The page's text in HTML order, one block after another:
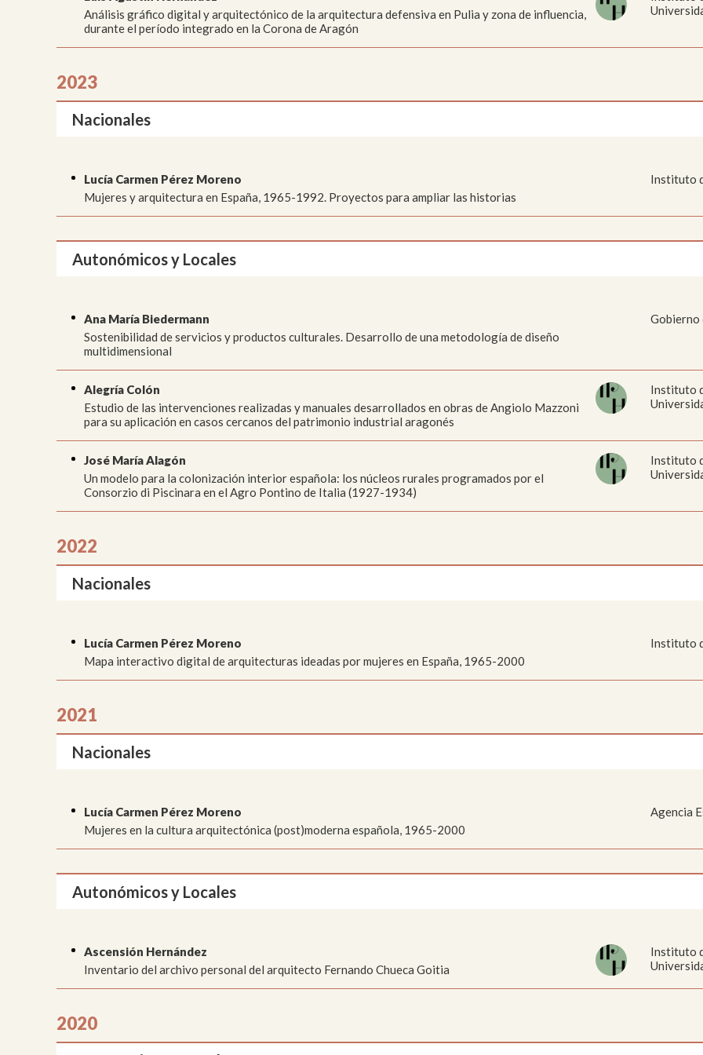
Análisis gráfico digital y arquitectónico de la arquitectura defensiva en Pulia y zona de influencia,
durante el período integrado en la Corona de Aragón
2023
Nacionales
Lucía Carmen Pérez Moreno
Mujeres y arquitectura en España, 1965-1992. Proyectos para ampliar las historias
Instituto
Autonómicos y Locales
Ana María Biedermann
Sostenibilidad de servicios y productos culturales. Desarrollo de una metodología de diseño
multidimensional
Gobierno
Alegría Colón
Estudio de las intervenciones realizadas y manuales desarrollados en obras de Angiolo Mazzoni
para su aplicación en casos cercanos del patrimonio industrial aragonés
Instituto
José María Alagón
Un modelo para la colonización interior española: los núcleos rurales programados por el
Consorzio di Piscinara en el Agro Pontino de Italia (1927-1934)
Instituto
2022
Nacionales
Lucía Carmen Pérez Moreno
Mapa interactivo digital de arquitecturas ideadas por mujeres en España, 1965-2000
Instituto
2021
Nacionales
Lucía Carmen Pérez Moreno
Mujeres en la cultura arquitectónica (post)moderna española, 1965-2000
Agencia
Autonómicos y Locales
Ascensión Hernández
Inventario del archivo personal del arquitecto Fernando Chueca Goitia
Instituto
2020